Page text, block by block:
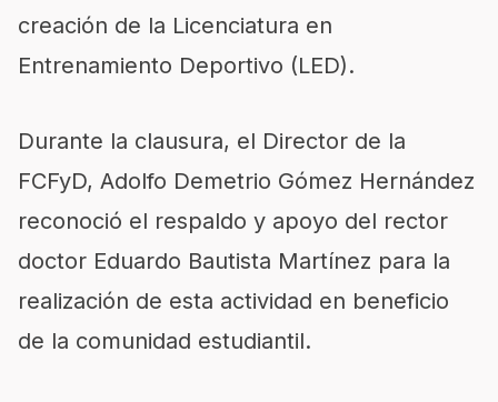
creación de la Licenciatura en
Entrenamiento Deportivo (LED).
Durante la clausura, el Director de la
FCFyD, Adolfo Demetrio Gómez Hernández
reconoció el respaldo y apoyo del rector
doctor Eduardo Bautista Martínez para la
realización de esta actividad en beneficio
de la comunidad estudiantil.